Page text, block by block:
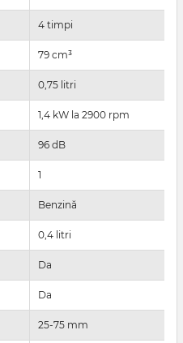
4 timpi
79 cm³
0,75 litri
1,4 kW la 2900 rpm
96 dB
1
Benzină
0,4 litri
Da
Da
25-75 mm